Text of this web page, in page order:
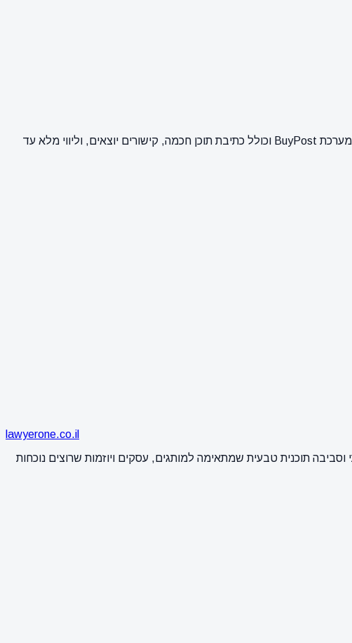
כאן ניתן לרכוש פרסום של כתבת יחסי ציבור וקידום אתרים (SEO) באתר מרכז המידע לשירותיים משפטיים. השירות מבוצע על ידי מערכת BuyPost וכולל כתיבת תוכן חכמה, קישורים יוצאים, וליווי מלא עד
lawyerone.co.il
תוכנית טבעית שמתאימה למותגים, עסקים ויוזמות שרוצים נוכחות